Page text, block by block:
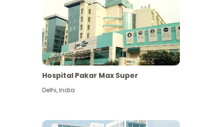
Hospital Pakar Max Super
Delhi,India